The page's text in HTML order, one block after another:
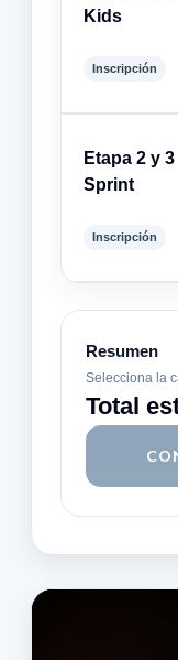
Kids
Inscripción
Etapa 2 y 3
Sprint
Inscripción
Resumen
Selecciona la
Total